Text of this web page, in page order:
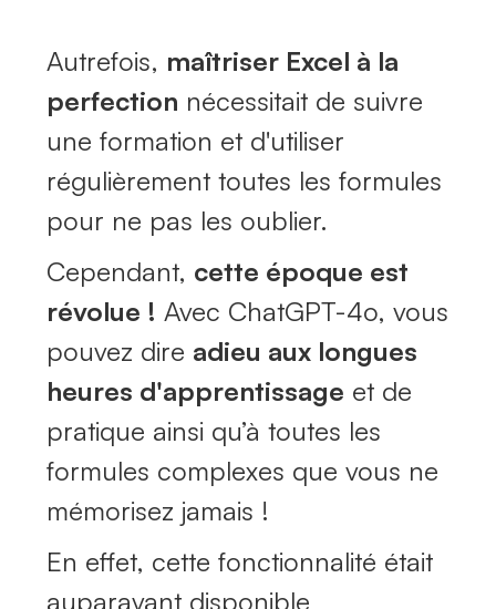
Autrefois, maîtriser Excel à la
perfection nécessitait de suivre
une formation et d'utiliser
régulièrement toutes les formules
pour ne pas les oublier.
Cependant, cette époque est
révolue ! Avec ChatGPT-4o, vous
pouvez dire adieu aux longues
heures d'apprentissage et de
pratique ainsi qu’à toutes les
formules complexes que vous ne
mémorisez jamais !
En effet, cette fonctionnalité était
auparavant disponible